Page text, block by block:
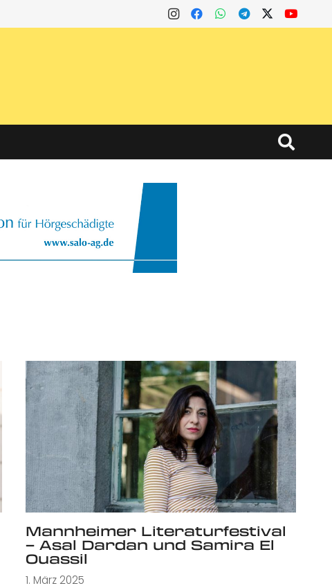
Mannheimer Literaturfestival
– Asal Dardan und Samira El
Ouassil
1. März 2025